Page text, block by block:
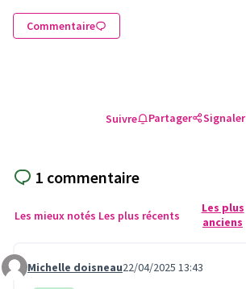
Commentaire
Suivre Partager Signaler
1 commentaire
Les mieux notés Les plus récents
Les plus
anciens
Commentaire 1150
Michelle doisneau22/04/2025 13:43